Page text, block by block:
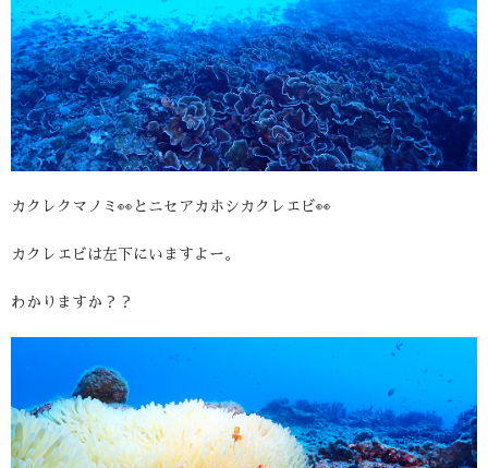
カクレクマノミ👀とニセアカホシカクレエビ👀
カクレエビは左下にいますよー。
わかりますか？？